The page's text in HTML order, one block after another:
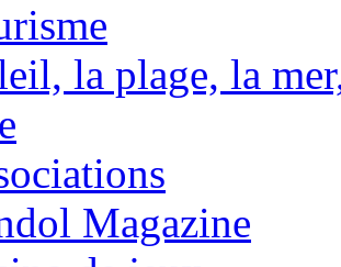
la plage, la
Magazine